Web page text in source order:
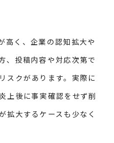
く、企業の認知拡大や
、投稿内容や対応次第で
スクがあります。実際に
上後に事実確認をせず削
拡大するケースも少なく